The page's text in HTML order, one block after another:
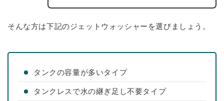
そんな方は下記のジェットウォッシャーを選びましょう。
タンクの容量が多いタイプ
タンクレスで水の継ぎ足し不要タイプ